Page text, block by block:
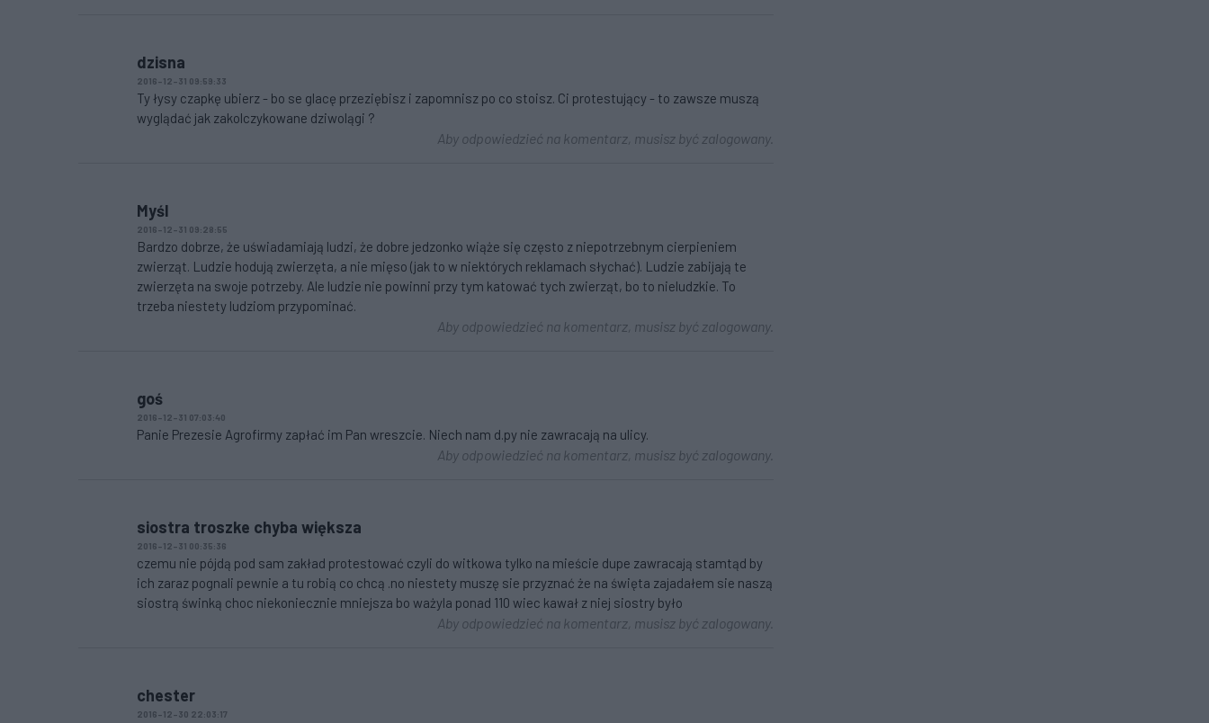
dzisna
2016-12-31 09:59:33
Ty łysy czapkę ubierz - bo se glacę przeziębisz i zapomnisz po co stoisz. Ci protestujący - to zawsze muszą
wyglądać jak zakolczykowane dziwolągi ?
Aby odpowiedzieć na komentarz, musisz być zalogowany.
Myśl
2016-12-31 09:28:55
Bardzo dobrze, że uświadamiają ludzi, że dobre jedzonko wiąże się często z niepotrzebnym cierpieniem
zwierząt. Ludzie hodują zwierzęta, a nie mięso (jak to w niektórych reklamach słychać). Ludzie zabijają te
zwierzęta na swoje potrzeby. Ale ludzie nie powinni przy tym katować tych zwierząt, bo to nieludzkie. To
trzeba niestety ludziom przypominać.
Aby odpowiedzieć na komentarz, musisz być zalogowany.
goś
2016-12-31 07:03:40
Panie Prezesie Agrofirmy zapłać im Pan wreszcie. Niech nam d.py nie zawracają na ulicy.
Aby odpowiedzieć na komentarz, musisz być zalogowany.
siostra troszke chyba większa
2016-12-31 00:35:36
czemu nie pójdą pod sam zakład protestować czyli do witkowa tylko na mieście dupe zawracają stamtąd by
ich zaraz pognali pewnie a tu robią co chcą .no niestety muszę sie przyznać że na święta zajadałem sie naszą
siostrą świnką choc niekoniecznie mniejsza bo ważyla ponad 110 wiec kawał z niej siostry było
Aby odpowiedzieć na komentarz, musisz być zalogowany.
chester
2016-12-30 22:03:17